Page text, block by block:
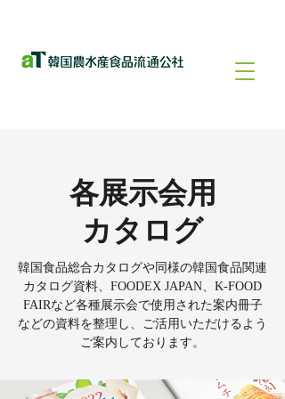
各展示会用
カタログ
韓国食品総合カタログや同様の韓国食品関連
カタログ資料、FOODEX JAPAN、K-FOOD
FAIRなど各種展示会で使用された案内冊子
などの資料を整理し、ご活用いただけるよう
ご案内しております。